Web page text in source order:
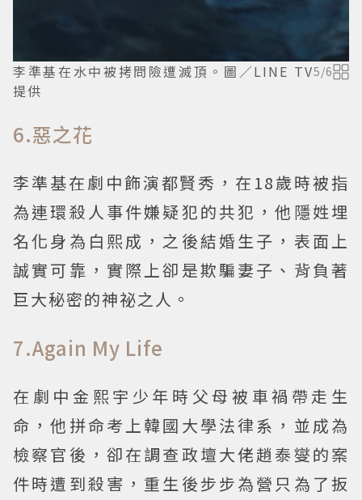
李準基在水中被拷問險遭滅頂。圖／LINE TV
提供
5/6
6.惡之花
李準基在劇中飾演都賢秀，在18歲時被指
為連環殺人事件嫌疑犯的共犯，他隱姓埋
名化身為白熙成，之後結婚生子，表面上
誠實可靠，實際上卻是欺騙妻子、背負著
巨大秘密的神祕之人。
7.Again My Life
在劇中金熙宇少年時父母被車禍帶走生
命，他拼命考上韓國大學法律系，並成為
檢察官後，卻在調查政壇大佬趙泰燮的案
件時遭到殺害，重生後步步為營只為了扳